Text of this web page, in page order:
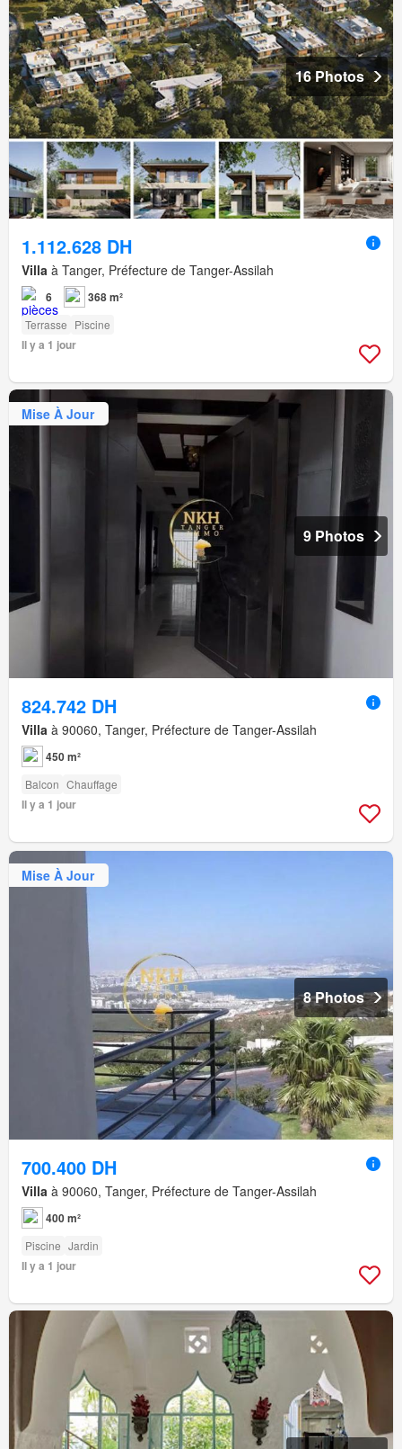
16 Photos
1.112.628 DH
Villa à Tanger, Préfecture de Tanger-Assilah
6 368 m²
Terrasse Piscine
Il y a 1 jour
Mise À Jour
9 Photos
824.742 DH
Villa à 90060, Tanger, Préfecture de Tanger-Assilah
450 m²
Balcon Chauffage
Il y a 1 jour
Mise À Jour
8 Photos
700.400 DH
Villa à 90060, Tanger, Préfecture de Tanger-Assilah
400 m²
Piscine Jardin
Il y a 1 jour